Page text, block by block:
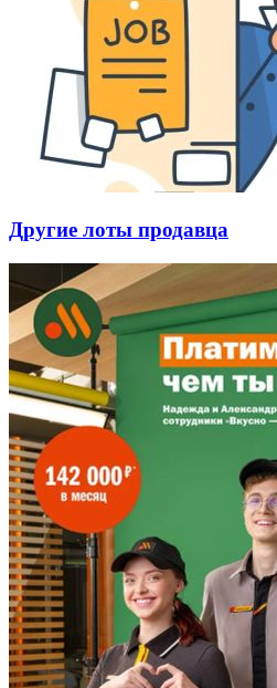
Другие лоты продавца